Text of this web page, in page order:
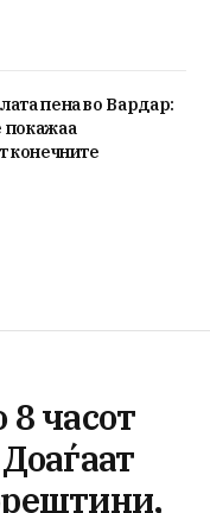
пена во Вардар:
покажаа
конечните
часот